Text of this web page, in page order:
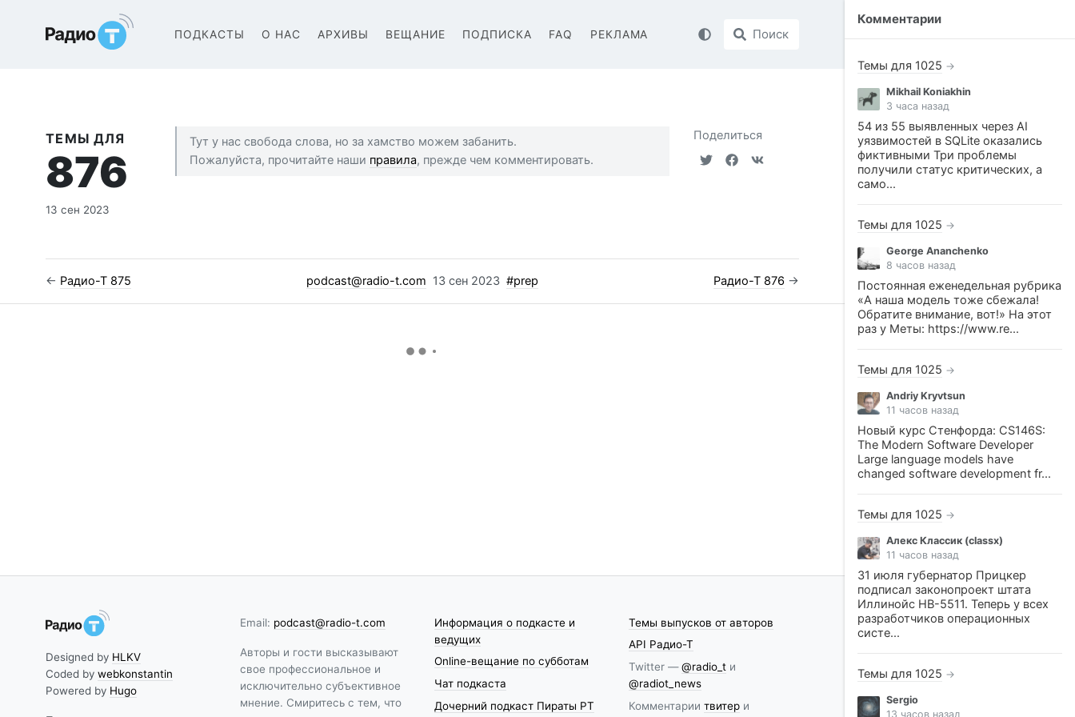
Радио-Т Подкаст Поиск
ПОДКАСТЫ О НАС АРХИВЫ ВЕЩАНИЕ ПОДПИСКА FAQ РЕКЛАМА
ТЕМЫ ДЛЯ
876
13 сен 2023
Тут у нас свобода слова, но за хамство можем забанить.
Пожалуйста, прочитайте наши правила, прежде чем комментировать.
Поделиться
← Радио-Т 875 Радио-Т 876 →
podcast@radio-t.com 13 сен 2023 #prep
Designed by HLKV
Coded bywebkonstantin
Powered by Hugo
Email: podcast@radio-t.com
Авторы и гости высказывают
свое профессиональное и
исключительно субъективное
мнение. Смиритесь с тем, что
Информация о подкасте и
ведущих
Online-вещание по субботам
Чат подкаста
Дочерний подкаст Пираты РТ
Темы выпусков от авторов
API Радио-Т
Twitter —@radio_tи
@radiot_news
Комментарии твитери
Комментарии
Темы для 1025 →
Mikhail Koniakhin
3 часа назад
54 из 55 выявленных через AI
уязвимостей в SQLite оказались
фиктивными Три проблемы
получили статус критических, а
само...
Темы для 1025 →
George Ananchenko
8 часов назад
Постоянная еженедельная рубрика
«А наша модель тоже сбежала!
Обратите внимание, вот!» На этот
раз у Меты: https://www.re...
Темы для 1025 →
Andriy Kryvtsun
11 часов назад
Новый курс Стенфорда: CS146S:
The Modern Software Developer
Large language models have
changed software development fr...
Темы для 1025 →
Алекс Классик (classx)
11 часов назад
31 июля губернатор Прицкер
подписал законопроект штата
Иллинойс HB-5511. Теперь у всех
разработчиков операционных
систе...
Темы для 1025 →
Sergio
13 часов назад